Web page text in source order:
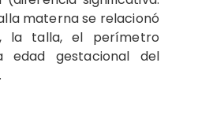
materna se relacionó
la talla, el perímetro
edad gestacional del